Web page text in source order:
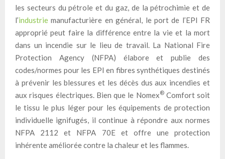
les secteurs du pétrole et du gaz, de la pétrochimie et de
l’industrie manufacturière en général, le port de l’EPI FR
approprié peut faire la différence entre la vie et la mort
dans un incendie sur le lieu de travail. La National Fire
Protection Agency (NFPA) élabore et publie des
codes/normes pour les EPI en fibres synthétiques destinés
à prévenir les blessures et les décès dus aux incendies et
aux risques électriques. Bien que le Nomex®Comfort soit
le tissu le plus léger pour les équipements de protection
individuelle ignifugés, il continue à répondre aux normes
NFPA 2112 et NFPA 70E et offre une protection
inhérente améliorée contre la chaleur et les flammes.